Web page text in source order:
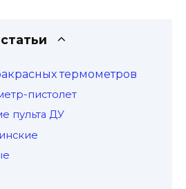
термометров
пистолет
пульта ДУ